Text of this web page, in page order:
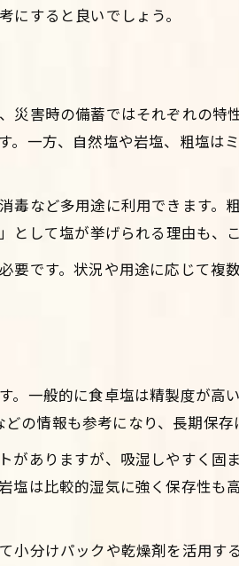
品質劣化のサインとは
の賢い備蓄アイデア
時に備蓄するメリット
存法で長期備蓄を実現
バランスで無駄を防ぐコツ
ーリングストックする方法
の塩を再利用する際の注意
全かどうかの見極め方
劣化リスクを知ろう
のローリングストック入門
常用を両立する塩の管理法
すると良いでしょう。
害時の備蓄ではそれぞれの特
一方、自然塩や岩塩、粗塩は
など多用途に利用できます。
して塩が挙げられる理由も、
です。状況や用途に応じて複
一般的に食卓塩は精製度が高
の情報も参考になり、長期保
ありますが、吸湿しやすく固
は比較的湿気に強く保存性も
分けパックや乾燥剤を活用す
予約・お問い合わせ
予約・お問い合わせ